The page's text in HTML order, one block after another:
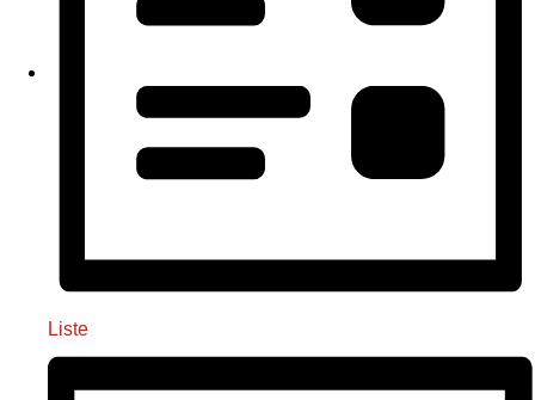
Liste